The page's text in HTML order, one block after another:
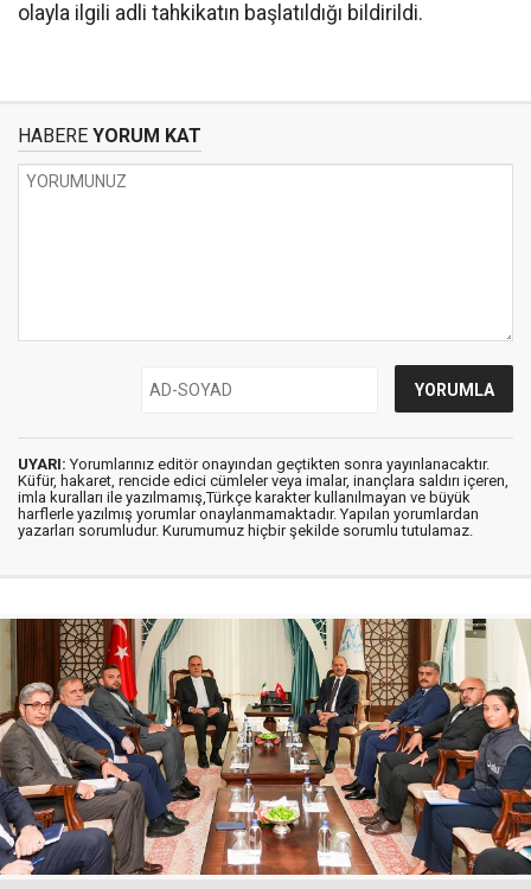
olayla ilgili adli tahkikatın başlatıldığı bildirildi.
HABERE YORUM KAT
UYARI: Yorumlarınız editör onayından geçtikten sonra yayınlanacaktır.
Küfür, hakaret, rencide edici cümleler veya imalar, inançlara saldırı içeren,
imla kuralları ile yazılmamış,Türkçe karakter kullanılmayan ve büyük
harflerle yazılmış yorumlar onaylanmamaktadır. Yapılan yorumlardan
yazarları sorumludur. Kurumumuz hiçbir şekilde sorumlu tutulamaz.